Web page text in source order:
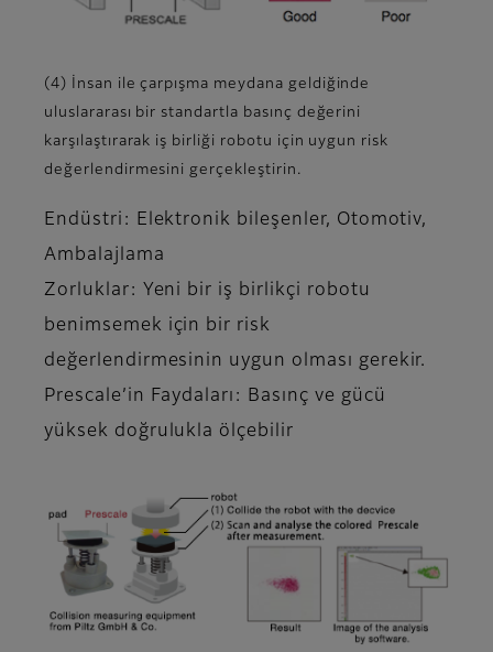
(4) İnsan ile çarpışma meydana geldiğinde
uluslararası bir standartla basınç değerini
karşılaştırarak iş birliği robotu için uygun risk
değerlendirmesini gerçekleştirin.
Endüstri: Elektronik bileşenler, Otomotiv,
Ambalajlama
Zorluklar: Yeni bir iş birlikçi robotu
benimsemek için bir risk
değerlendirmesinin uygun olması gerekir.
Prescale’in Faydaları: Basınç ve gücü
yüksek doğrulukla ölçebilir